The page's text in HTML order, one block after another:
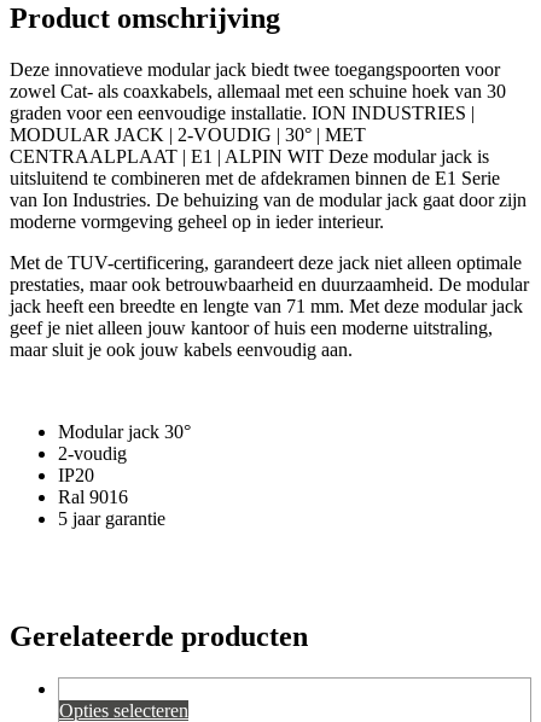
Product omschrijving
Deze innovatieve modular jack biedt twee toegangspoorten voor
zowel Cat- als coaxkabels, allemaal met een schuine hoek van 30
graden voor een eenvoudige installatie. ION INDUSTRIES |
MODULAR JACK | 2-VOUDIG | 30° | MET
CENTRAALPLAAT | E1 | ALPIN WIT Deze modular jack is
uitsluitend te combineren met de afdekramen binnen de E1 Serie
van Ion Industries. De behuizing van de modular jack gaat door zijn
moderne vormgeving geheel op in ieder interieur.
Met de TUV-certificering, garandeert deze jack niet alleen optimale
prestaties, maar ook betrouwbaarheid en duurzaamheid. De modular
jack heeft een breedte en lengte van 71 mm. Met deze modular jack
geef je niet alleen jouw kantoor of huis een moderne uitstraling,
maar sluit je ook jouw kabels eenvoudig aan.
Modular jack 30°
2-voudig
IP20
Ral 9016
5 jaar garantie
Gerelateerde producten
Opties selecteren